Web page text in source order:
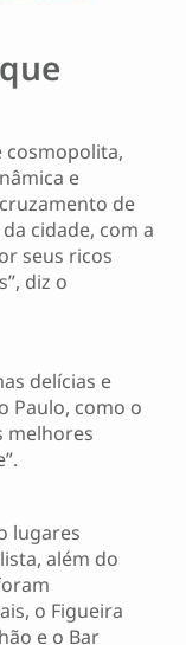
cosmopolita,
e
de
cidade, com a
seus ricos
diz o
delícias e
Paulo, como o
melhores
lugares
além do
o Figueira
e o Bar